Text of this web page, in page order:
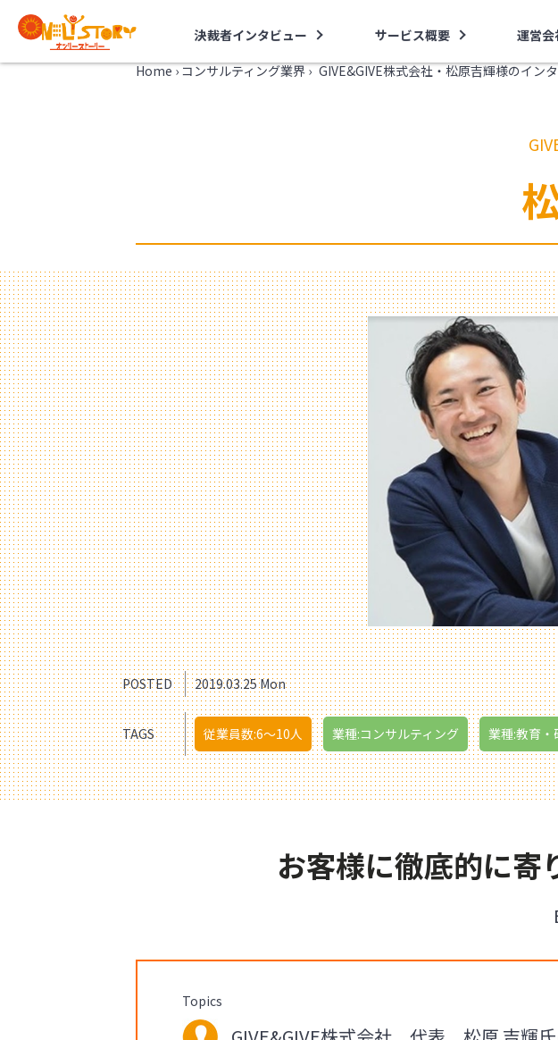
決裁者インタビュー サービス概要 運営会
Home › コンサルティング業界 › GIVE&GIVE株式会社・松原吉輝様のイン
POSTED 2019.03.25 Mon
TAGS 従業員数:6～10人 業種:コンサルティング 業種:教育・
お客様に徹底的に寄
Topics